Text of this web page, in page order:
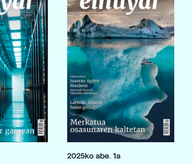
2025ko abe. 1a